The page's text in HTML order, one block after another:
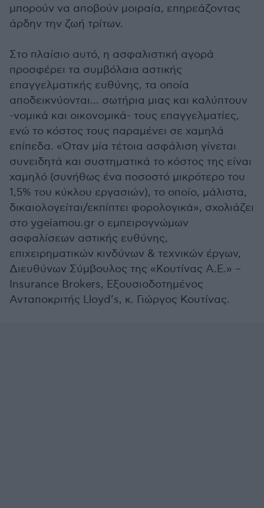
μπορούν να αποβούν μοιραία, επηρεάζοντας
άρδην την ζωή τρίτων.
Στο πλαίσιο αυτό, η ασφαλιστική αγορά
προσφέρει τα συμβόλαια αστικής
επαγγελματικής ευθύνης, τα οποία
αποδεικνύονται… σωτήρια μιας και καλύπτουν
-νομικά και οικονομικά- τους επαγγελματίες,
ενώ το κόστος τους παραμένει σε χαμηλά
επίπεδα. «Όταν μία τέτοια ασφάλιση γίνεται
συνειδητά και συστηματικά το κόστος της είναι
χαμηλό (συνήθως ένα ποσοστό μικρότερο του
1,5% του κύκλου εργασιών), το οποίο, μάλιστα,
δικαιολογείται/εκπίπτει φορολογικά», σχολιάζει
στο ygeiamou.gr ο εμπειρογνώμων
ασφαλίσεων αστικής ευθύνης,
επιχειρηματικών κινδύνων & τεχνικών έργων,
Διευθύνων Σύμβουλος της «Κουτίνας Α.Ε.» –
Insurance Brokers, Εξουσιοδοτημένος
Ανταποκριτής Lloyd’s, κ. Γιώργος Κουτίνας.